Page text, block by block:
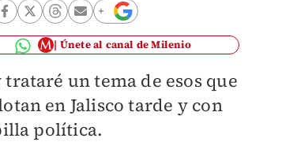
Únete al canal de Milenio
trataré un tema de esos que
en Jalisco tarde y con
política.